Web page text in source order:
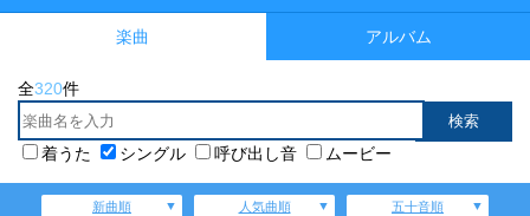
楽曲 アルバム
全320件
着うた シングル 呼び出し音 ムービー
新曲順 人気曲順 五十音順